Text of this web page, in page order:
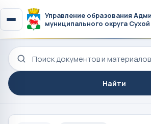
Управление образования
муниципального округа
Поиск по сайту
Найти